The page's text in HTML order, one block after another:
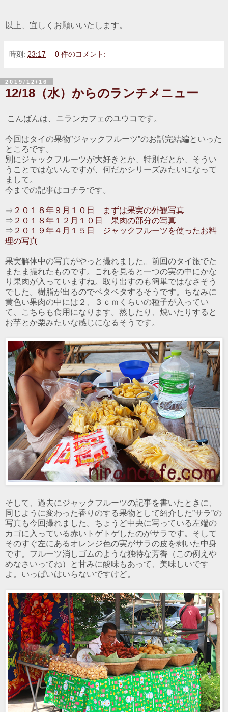
以上、宜しくお願いいたします。
時刻: 23:17 0 件のコメント:
2019/12/16
12/18（水）からのランチメニュー
こんばんは、ニランカフェのユウコです。
今回はタイの果物”ジャックフルーツ”のお話完結編といった
ところです。
別にジャックフルーツが大好きとか、特別だとか、そうい
うことではないんですが、何だかシリーズみたいになって
まして。
今までの記事はコチラです。
⇒ ２０１８年９月１０日 まずは果実の外観写真
⇒ ２０１８年１２月１０日 果肉の部分の写真
⇒ ２０１９年４月１５日 ジャックフルーツを使ったお料
理の写真
果実解体中の写真がやっと撮れました。前回のタイ旅でた
またま撮れたものです。これを見ると一つの実の中にかな
り果肉が入っていますね。取り出すのも簡単ではなさそう
でした。樹脂が出るのでベタベタするそうです。ちなみに
黄色い果肉の中には２、３ｃｍくらいの種子が入ってい
て、こちらも食用になります。蒸したり、焼いたりすると
お芋とか栗みたいな感じになるそうです。
そして、過去にジャックフルーツの記事を書いたときに、
同じように変わった香りのする果物として紹介した”サラ”の
写真も今回撮れました。ちょうど中央に写っている左端の
カゴに入っている赤いトゲトゲしたのがサラです。そして
そのすぐ左にあるオレンジ色の実がサラの皮を剥いた中身
です。フルーツ消しゴムのような独特な芳香（この例えや
めなさいってね）と甘みに酸味もあって、美味しいです
よ。いっぱいはいらないですけど。